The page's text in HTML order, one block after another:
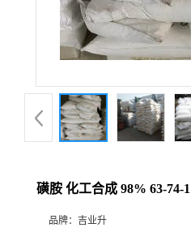
磺胺 化工合成 98% 63-74-1
品牌： 吉业升